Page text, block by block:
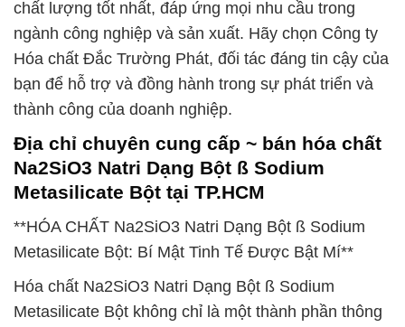
chất lượng tốt nhất, đáp ứng mọi nhu cầu trong
ngành công nghiệp và sản xuất. Hãy chọn Công ty
Hóa chất Đắc Trường Phát, đối tác đáng tin cậy của
bạn để hỗ trợ và đồng hành trong sự phát triển và
thành công của doanh nghiệp.
Địa chỉ chuyên cung cấp ~ bán hóa chất
Na2SiO3 Natri Dạng Bột ß Sodium
Metasilicate Bột tại TP.HCM
**HÓA CHẤT Na2SiO3 Natri Dạng Bột ß Sodium
Metasilicate Bột: Bí Mật Tinh Tế Được Bật Mí**
Hóa chất Na2SiO3 Natri Dạng Bột ß Sodium
Metasilicate Bột không chỉ là một thành phần thông